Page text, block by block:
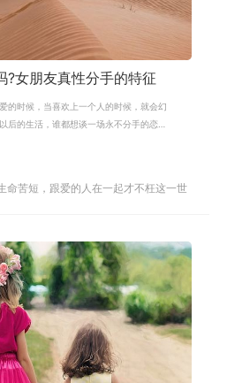
?女朋友真性分手的特征
的时候，当喜欢上一个人的时候，就会幻
后的生活，谁都想谈一场永不分手的恋
苦短，跟爱的人在一起才不枉这一世